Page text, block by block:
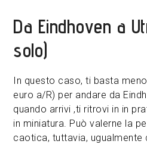
Da Eindhoven a
solo)
In questo caso, ti basta
euro a/R) per andare da
quando arrivi ,ti ritrovi in in
in miniatura. Può valerne la
caotica, tuttavia, ugualmente